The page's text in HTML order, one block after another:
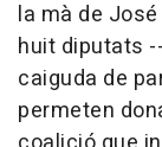
la mà de
huit diputats
caiguda de
permeten